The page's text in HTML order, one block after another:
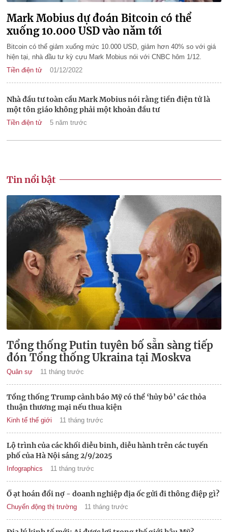
Mark Mobius dự đoán Bitcoin có thể
xuống 10.000 USD vào năm tới
Bitcoin có thể giảm xuống mức 10.000 USD, giảm hơn 40% so với giá
hiện tại, nhà đầu tư kỳ cựu Mark Mobius nói với CNBC hôm 1/12.
Tiền điện tử
01/12/2022
Nhà đầu tư toàn cầu Mark Mobius nói rằng tiền điện tử là
một tôn giáo không phải một khoản đầu tư
Tiền điện tử 5 năm trước
Tin nổi bật
Tổng thống Putin tuyên bố sẵn sàng tiếp
đón Tổng thống Ukraina tại Moskva
Quân sự 11 tháng trước
Tổng thống Trump cảnh báo Mỹ có thể ‘hủy bỏ’ các thỏa
thuận thương mại nếu thua kiện
Kinh tế thế giới 11 tháng trước
Lộ trình của các khối diễu binh, diễu hành trên các tuyến
phố của Hà Nội sáng 2/9/2025
Infographics 11 tháng trước
Ồ ạt hoán đổi nợ - doanh nghiệp địa ốc gửi đi thông điệp gì?
Chuyển động thị trường 11 tháng trước